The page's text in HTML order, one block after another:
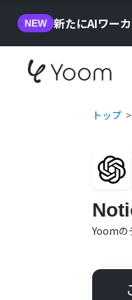
NEW 新たにAIワー
トップ
Yoomの